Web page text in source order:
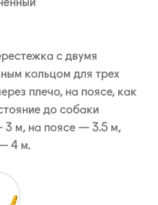
с двумя
кольцом для трех
плечо, на поясе, как
до собаки
3 м, на поясе — 3.5 м,
4 м.